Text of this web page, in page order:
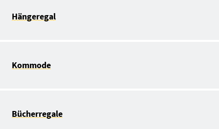
Hängeregal
Kommode
Bücherregale